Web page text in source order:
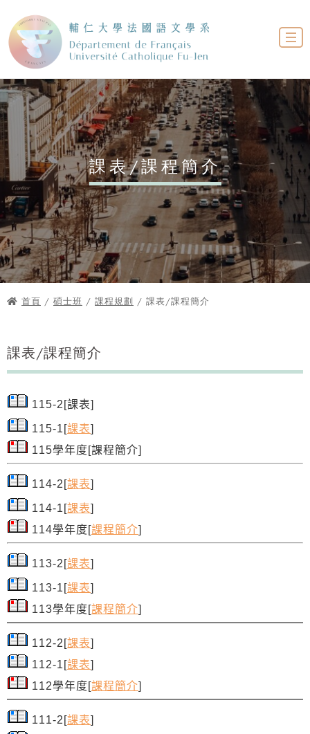
課表/課程簡介
首頁 / 碩士班 / 課程規劃 / 課表/課程簡介
課表/課程簡介
115-2[課表]
115-1[課表]
115學年度[課程簡介]
114-2[課表]
114-1[課表]
114學年度[課程簡介]
113-2[課表]
113-1[課表]
113學年度[課程簡介]
112-2[課表]
112-1[課表]
112學年度[課程簡介]
111-2[課表]